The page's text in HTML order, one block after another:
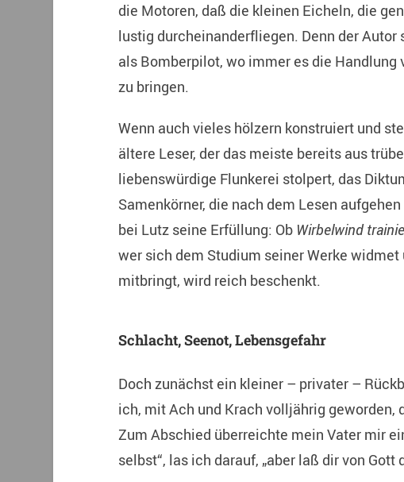
die Motoren, daß die kleinen Eicheln, die
lustig durcheinanderfliegen. Denn der
als Bomberpilot, wo immer es die
zu bringen.
Wenn auch vieles hölzern konstruiert und
ältere Leser, der das meiste bereits aus
liebenswürdige Flunkerei stolpert, das
Samenkörner, die nach dem Lesen
bei Lutz seine Erfüllung: Ob Wirbelwind
wer sich dem Studium seiner Werke
mitbringt, wird reich beschenkt.
Schlacht, Seenot, Lebensgefahr
Doch zunächst ein kleiner – privater –
ich, mit Ach und Krach volljährig geworden,
Zum Abschied überreichte mein Vater mir
selbst“, las ich darauf, „aber laß dir von Gott